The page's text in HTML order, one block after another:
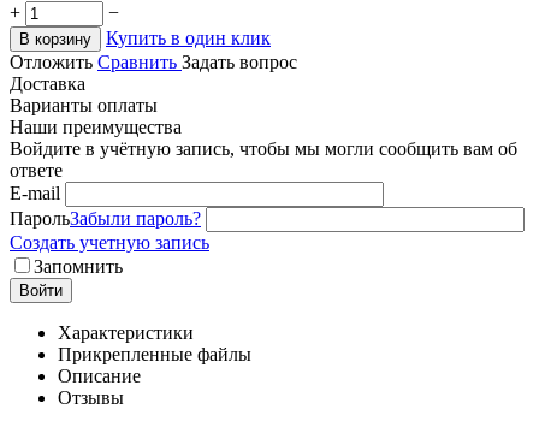
+
−
В корзину
Купить в один клик
Отложить Сравнить Задать вопрос
Доставка
Варианты оплаты
Наши преимущества
Войдите в учётную запись, чтобы мы могли сообщить вам об
ответе
E-mail
ПарольЗабыли пароль?
Создать учетную запись
Запомнить
Войти
Характеристики
Прикрепленные файлы
Описание
Отзывы